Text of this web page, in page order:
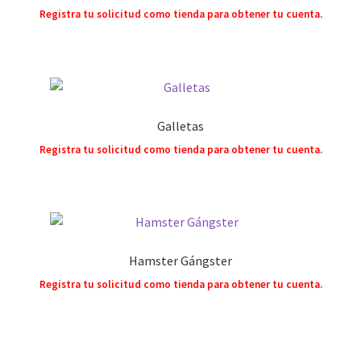
Registra tu solicitud como tienda para obtener tu cuenta.
Galletas
Registra tu solicitud como tienda para obtener tu cuenta.
Hamster Gángster
Registra tu solicitud como tienda para obtener tu cuenta.